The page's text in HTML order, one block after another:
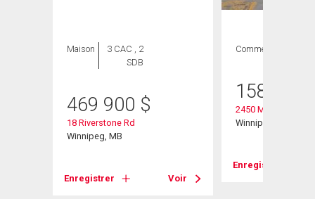
Maison
3 CAC , 2
SDB
469 900 $
18 Riverstone Rd
Winnipeg, MB
Enregistrer Voir
Commercial
158 000
2450 Main St
Winnipeg, MB
Enregistrer